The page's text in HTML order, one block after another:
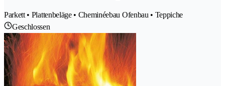
Parkett • Plattenbeläge • Cheminéebau Ofenbau • Teppiche
Geschlossen